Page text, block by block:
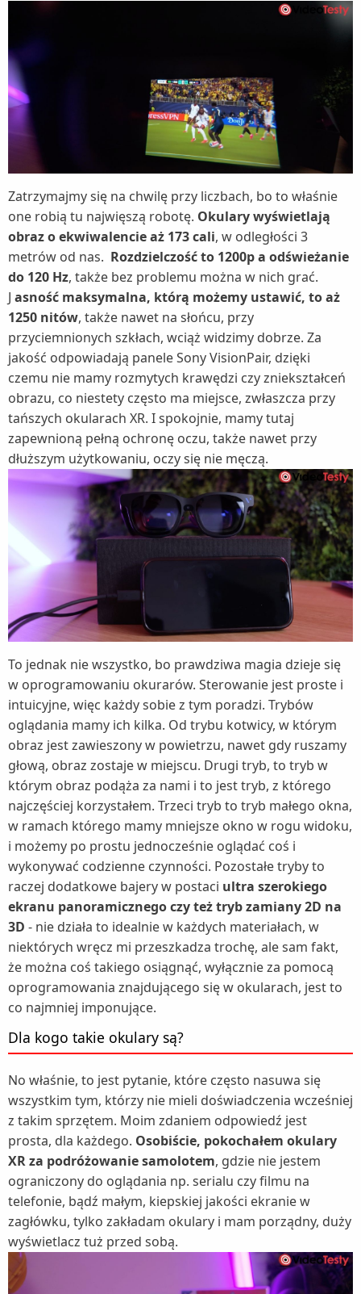
Zatrzymajmy się na chwilę przy liczbach, bo to właśnie
one robią tu najwięszą robotę. Okulary wyświetlają
obraz o ekwiwalencie aż 173 cali, w odległości 3
metrów od nas. Rozdzielczość to 1200p a odświeżanie
do 120 Hz, także bez problemu można w nich grać.
J asność maksymalna, którą możemy ustawić, to aż
1250 nitów, także nawet na słońcu, przy
przyciemnionych szkłach, wciąż widzimy dobrze. Za
jakość odpowiadają panele Sony VisionPair, dzięki
czemu nie mamy rozmytych krawędzi czy zniekształceń
obrazu, co niestety często ma miejsce, zwłaszcza przy
tańszych okularach XR. I spokojnie, mamy tutaj
zapewnioną pełną ochronę oczu, także nawet przy
dłuższym użytkowaniu, oczy się nie męczą.
To jednak nie wszystko, bo prawdziwa magia dzieje się
w oprogramowaniu okurarów. Sterowanie jest proste i
intuicyjne, więc każdy sobie z tym poradzi. Trybów
oglądania mamy ich kilka. Od trybu kotwicy, w którym
obraz jest zawieszony w powietrzu, nawet gdy ruszamy
głową, obraz zostaje w miejscu. Drugi tryb, to tryb w
którym obraz podąża za nami i to jest tryb, z którego
najczęściej korzystałem. Trzeci tryb to tryb małego okna,
w ramach którego mamy mniejsze okno w rogu widoku,
i możemy po prostu jednocześnie oglądać coś i
wykonywać codzienne czynności. Pozostałe tryby to
raczej dodatkowe bajery w postaci ultra szerokiego
ekranu panoramicznego czy też tryb zamiany 2D na
3D - nie działa to idealnie w każdych materiałach, w
niektórych wręcz mi przeszkadza trochę, ale sam fakt,
że można coś takiego osiągnąć, wyłącznie za pomocą
oprogramowania znajdującego się w okularach, jest to
co najmniej imponujące.
Dla kogo takie okulary są?
No właśnie, to jest pytanie, które często nasuwa się
wszystkim tym, którzy nie mieli doświadczenia wcześniej
z takim sprzętem. Moim zdaniem odpowiedź jest
prosta, dla każdego. Osobiście, pokochałem okulary
XR za podróżowanie samolotem, gdzie nie jestem
ograniczony do oglądania np. serialu czy filmu na
telefonie, bądź małym, kiepskiej jakości ekranie w
zagłówku, tylko zakładam okulary i mam porządny, duży
wyświetlacz tuż przed sobą.